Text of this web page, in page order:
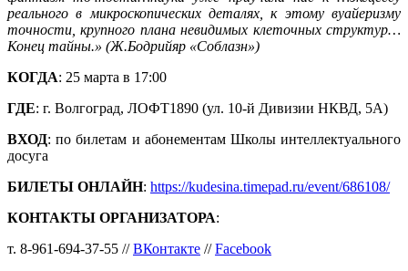
реального в микроскопических деталях, к этому вуайеризму
точности, крупного плана невидимых клеточных структур…
Конец тайны.» (Ж.Бодрийяр «Соблазн»)
КОГДА: 25 марта в 17:00
ГДЕ: г. Волгоград, ЛОФТ1890 (ул. 10-й Дивизии НКВД, 5А)
ВХОД: по билетам и абонементам Школы интеллектуального
досуга
БИЛЕТЫ ОНЛАЙН: https://kudesina.timepad.ru/event/686108/
КОНТАКТЫ ОРГАНИЗАТОРА:
т. 8-961-694-37-55 //ВКонтакте //Facebook